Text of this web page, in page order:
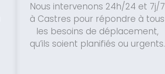
Nous intervenons 24h/24 et 7j/7
à Castres pour répondre à tous
les besoins de déplacement,
qu’ils soient planifiés ou urgents.